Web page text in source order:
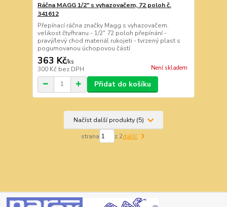
Ráčna MAGG 1/2" s vyhazovačem, 72 poloh č.
341612
Přepínací ráčna značky Magg s vyhazovačem.
velikost čtyřhranu - 1/2" 72 poloh přepínání -
pravý/levý chod materiál rukojeti - tvrzený plast s
pogumovanou úchopovou částí
363 Kč/ks
300 Kč bez DPH Není skladem
Přidat do košíku
Načíst další produkty (5)
strana z 2další